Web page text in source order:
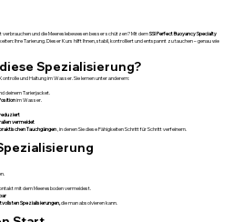
verbrauchen und die Meereslebewesen besser schützen? Mit demSSI Perfect Buoyancy Specialty
Ihre Tarierung. Dieser Kurs hilft Ihnen, stabil, kontrolliert und entspannt zu tauchen – genau wie
Spezialisierung?
und Haltung im Wasser. Sie lernen unter anderem:
deinem Tarierjacket.
im Wasser.
vermeidet
praktischen Tauchgängen , in denen Sie diese Fähigkeiten Schritt für Schritt verfeinern.
mit dem Meeresboden vermeidest.
Spezialisierungen, die man absolvieren kann.